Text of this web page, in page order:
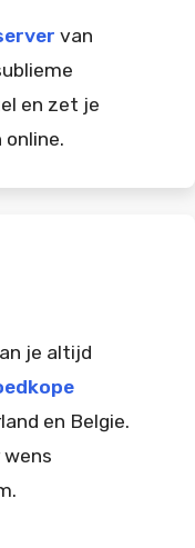
van
en zet je
je altijd
en Belgie.
wens